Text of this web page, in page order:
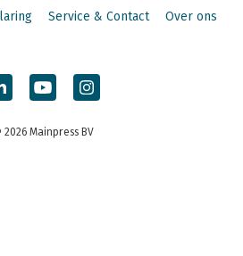
Service & Contact Over ons
2026 Mainpress BV